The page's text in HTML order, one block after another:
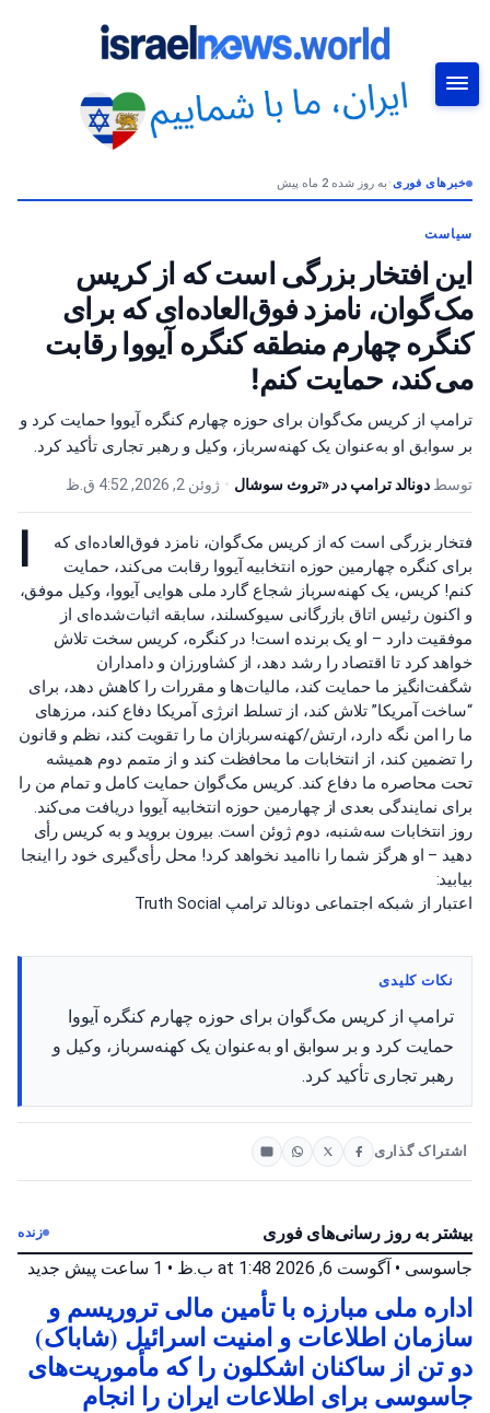
خبرهای فوری•به روز شده 2 ماه پیش
سیاست
این افتخار بزرگی است که از کریس
مک‌گوان، نامزد فوق‌العاده‌ای که برای
کنگره چهارم منطقه کنگره آیووا رقابت
می‌کند، حمایت کنم!
ترامپ از کریس مک‌گوان برای حوزه چهارم کنگره آیووا حمایت کرد و
بر سوابق او به‌عنوان یک کهنه‌سرباز، وکیل و رهبر تجاری تأکید کرد.
توسط دونالد ترامپ در «تروث سوشال • ژوئن 2, 2026, 4:52 ق.ظ
فتخار بزرگی است که از کریس مک‌گوان، نامزد فوق‌العاده‌ای که
برای کنگره چهارمین حوزه انتخابیه آیووا رقابت می‌کند، حمایت
کنم! کریس، یک کهنه‌سرباز شجاع گارد ملی هوایی آیووا، وکیل موفق،
و اکنون رئیس اتاق بازرگانی سیوکسلند، سابقه اثبات‌شده‌ای از
موفقیت دارد – او یک برنده است! در کنگره، کریس سخت تلاش
خواهد کرد تا اقتصاد را رشد دهد، از کشاورزان و دامداران
شگفت‌انگیز ما حمایت کند، مالیات‌ها و مقررات را کاهش دهد، برای
“ساخت آمریکا” تلاش کند، از تسلط انرژی آمریکا دفاع کند، مرزهای
ما را امن نگه دارد، ارتش/کهنه‌سربازان ما را تقویت کند، نظم و قانون
را تضمین کند، از انتخابات ما محافظت کند و از متمم دوم همیشه
تحت محاصره ما دفاع کند. کریس مک‌گوان حمایت کامل و تمام من را
برای نمایندگی بعدی از چهارمین حوزه انتخابیه آیووا دریافت می‌کند.
روز انتخابات سه‌شنبه، دوم ژوئن است. بیرون بروید و به کریس رأی
دهید – او هرگز شما را ناامید نخواهد کرد! محل رأی‌گیری خود را اینجا
بیابید:
اعتبار از شبکه اجتماعی دونالد ترامپ Truth Social
نکات کلیدی
ترامپ از کریس مک‌گوان برای حوزه چهارم کنگره آیووا
حمایت کرد و بر سوابق او به‌عنوان یک کهنه‌سرباز، وکیل و
رهبر تجاری تأکید کرد.
اشتراک گذاری
بیشتر به روز رسانی‌های فوری زنده
جاسوسی • آگوست 6, 2026 at 1:48 ب.ظ • 1 ساعت پیش جدید
اداره ملی مبارزه با تأمین مالی تروریسم و
سازمان اطلاعات و امنیت اسرائیل (شاباک)
دو تن از ساکنان اشکلون را که مأموریت‌های
جاسوسی برای اطلاعات ایران را انجام